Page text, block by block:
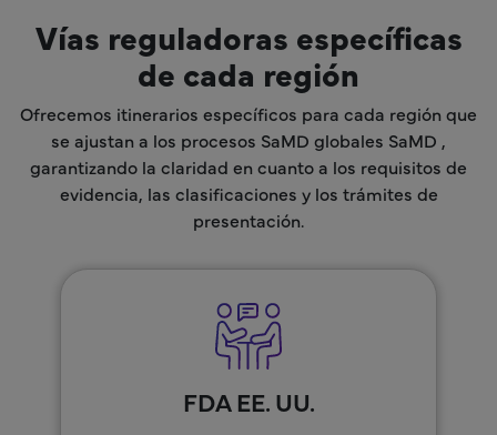
Vías reguladoras específicas
de cada región
Ofrecemos itinerarios específicos para cada región que
se ajustan a los procesos SaMD globales SaMD ,
garantizando la claridad en cuanto a los requisitos de
evidencia, las clasificaciones y los trámites de
presentación.
FDA EE. UU.